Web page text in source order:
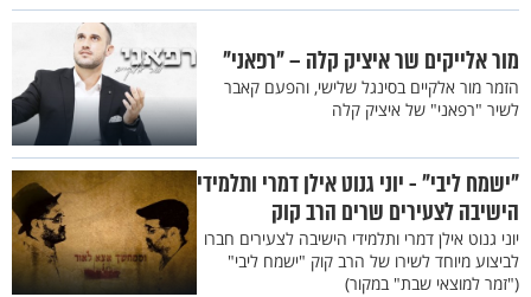
מור אלייקים שר איציק קלה – "רפאני"
הזמר מור אלקיים בסינגל שלישי, והפעם קאבר
לשיר "רפאני" של איציק קלה
"ישמח ליבי" - יוני גנוט אילן דמרי ותלמידי
הישיבה לצעירים שרים הרב קוק
יוני גנוט אילן דמרי ותלמידי הישיבה לצעירים חברו
לביצוע מיוחד לשירו של הרב קוק "ישמח ליבי"
("זמר למוצאי שבת" במקור)